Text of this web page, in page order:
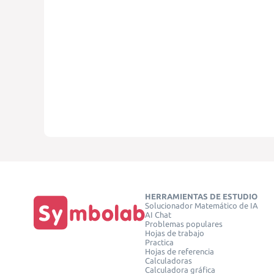
HERRAMIENTAS DE ESTUDIO
Solucionador Matemático de IA
AI Chat
Problemas populares
Hojas de trabajo
Practica
Hojas de referencia
Calculadoras
Calculadora gráfica